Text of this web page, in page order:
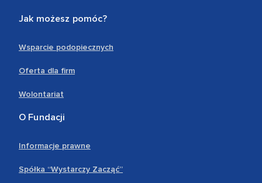
Jak możesz pomóc?
Wsparcie podopiecznych
Oferta dla firm
Wolontariat
O Fundacji
Informacje prawne
Spółka “Wystarczy Zacząć”